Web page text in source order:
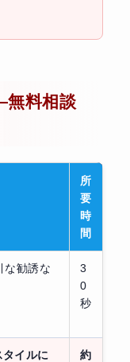
料相談
所
要
時
間
な勧誘な
3
0
秒
イルに
約